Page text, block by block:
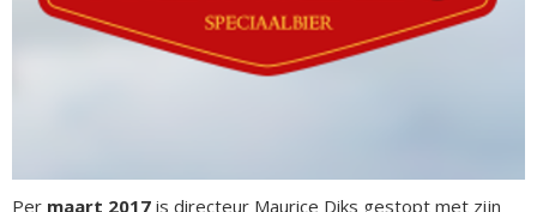
Per maart 2017 is directeur Maurice Diks gestopt met zijn